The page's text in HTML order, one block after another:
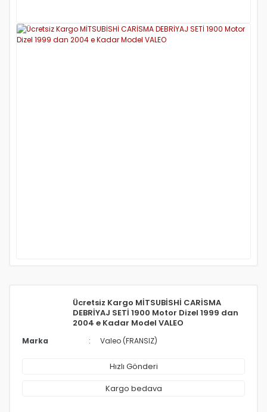
Ücretsiz Kargo MİTSUBİSHİ CARİSMA
DEBRİYAJ SETİ 1900 Motor Dizel 1999 dan
2004 e Kadar Model VALEO
Marka Valeo (FRANSIZ)
Hızlı Gönderi
Kargo bedava